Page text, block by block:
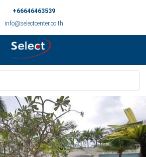
+66646463539
info@selectcenter.co.th